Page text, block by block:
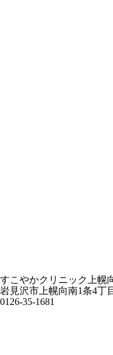
すこやかクリニック上幌
岩見沢市上幌向南1条4丁
0126-35-1681